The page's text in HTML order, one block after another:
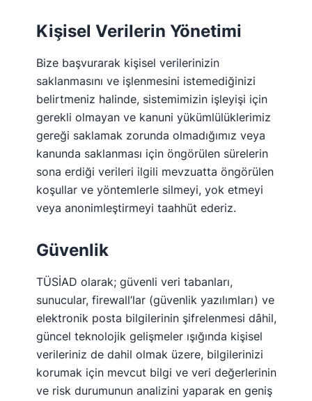
Kişisel Verilerin Yönetimi
Bize başvurarak kişisel verilerinizin
saklanmasını ve işlenmesini istemediğinizi
belirtmeniz halinde, sistemimizin işleyişi için
gerekli olmayan ve kanuni yükümlülüklerimiz
gereği saklamak zorunda olmadığımız veya
kanunda saklanması için öngörülen sürelerin
sona erdiği verileri ilgili mevzuatta öngörülen
koşullar ve yöntemlerle silmeyi, yok etmeyi
veya anonimleştirmeyi taahhüt ederiz.
Güvenlik
TÜSİAD olarak; güvenli veri tabanları,
sunucular, firewall’lar (güvenlik yazılımları) ve
elektronik posta bilgilerinin şifrelenmesi dâhil,
güncel teknolojik gelişmeler ışığında kişisel
verileriniz de dahil olmak üzere, bilgilerinizi
korumak için mevcut bilgi ve veri değerlerinin
ve risk durumunun analizini yaparak en geniş